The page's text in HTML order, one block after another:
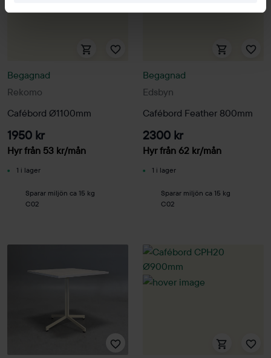
Rekomo
Begagnad
Cafébord Ø1100mm
1950 kr
Hyr från 53 kr/mån
1 i lager
Sparar miljön ca 15 kg
C02
Edsbyn
Begagnad
Cafébord Feather 800mm
2300 kr
Hyr från 62 kr/mån
1 i lager
Sparar miljön ca 15 kg
C02